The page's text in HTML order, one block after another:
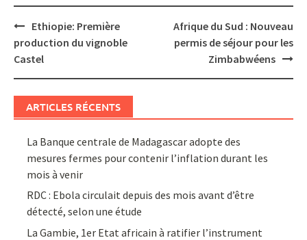
Post
navigation
Ethiopie: Première
production du vignoble
Castel
Afrique du Sud : Nouveau
permis de séjour pour les
Zimbabwéens
ARTICLES RÉCENTS
La Banque centrale de Madagascar adopte des
mesures fermes pour contenir l’inflation durant les
mois à venir
RDC : Ebola circulait depuis des mois avant d’être
détecté, selon une étude
La Gambie, 1er Etat africain à ratifier l’instrument